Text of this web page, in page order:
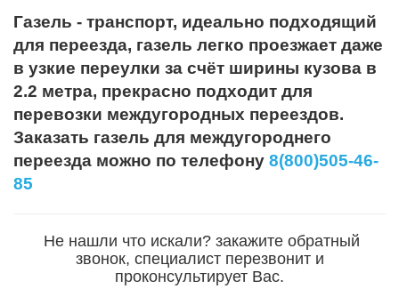
Газель - транспорт, идеально подходящий
для переезда, газель легко проезжает даже
в узкие переулки за счёт ширины кузова в
2.2 метра, прекрасно подходит для
перевозки междугородных переездов.
Заказать газель для междугороднего
переезда можно по телефону 8(800)505-46-
85
Не нашли что искали? закажите обратный
звонок, специалист перезвонит и
проконсультирует Вас.